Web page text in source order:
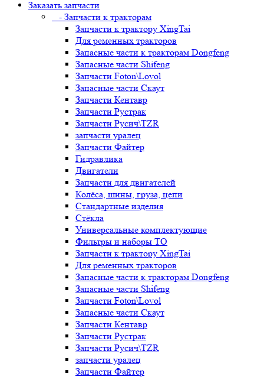
Заказать запчасти
- Запчасти к тракторам
Запчасти к трактору XingTai
Для ременных тракторов
Запасные части к тракторам Dongfeng
Запасные части Shifeng
Запчасти Foton\Lovol
Запасные части Скаут
Запчасти Кентавр
Запчасти Рустрак
Запчасти Русич\TZR
запчасти уралец
Запчасти Файтер
Гидравлика
Двигатели
Запчасти для двигателей
Колёса, шины, груза, цепи
Стандартные изделия
Стёкла
Универсальные комплектующие
Фильтры и наборы ТО
Запчасти к трактору XingTai
Для ременных тракторов
Запасные части к тракторам Dongfeng
Запасные части Shifeng
Запчасти Foton\Lovol
Запасные части Скаут
Запчасти Кентавр
Запчасти Рустрак
Запчасти Русич\TZR
запчасти уралец
Запчасти Файтер